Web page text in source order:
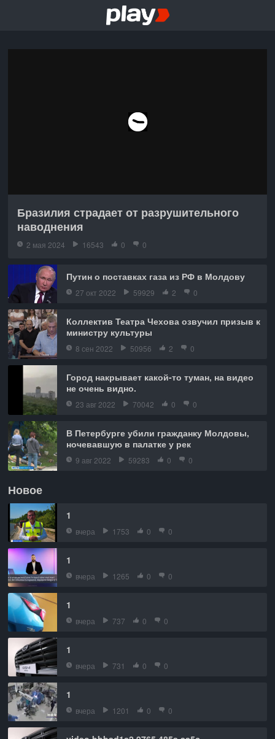
Бразилия страдает от разрушительного
наводнения
2 мая 2024 16543 0 0
Путин о поставках газа из РФ в Молдову
27 окт 2022 59929 2 0
Коллектив Театра Чехова озвучил призыв к
министру культуры
8 сен 2022 50956 2 0
Город накрывает какой-то туман, на видео
не очень видно.
23 авг 2022 70042 0 0
В Петербурге убили гражданку Молдовы,
ночевавшую в палатке у рек
9 авг 2022 59283 0 0
Новое
1
вчера 1753 0 0
1
вчера 1265 0 0
1
вчера 737 0 0
1
вчера 731 0 0
1
вчера 1201 0 0